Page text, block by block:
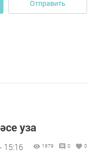
Отправить
уза
15:16 1679 0 0